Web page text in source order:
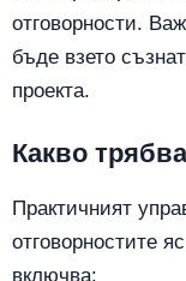
отговорности.
бъде взето
проекта.
Какво
Практичният
отговорностите
включва: